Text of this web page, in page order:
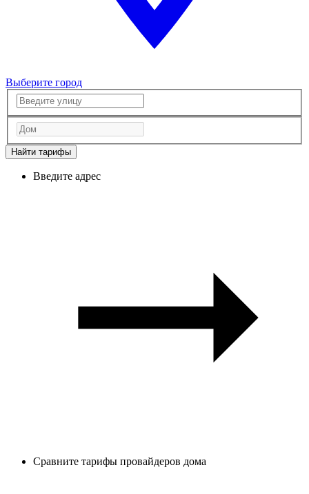
Выберите город
Найти тарифы
Введите адрес
Сравните тарифы провайдеров дома